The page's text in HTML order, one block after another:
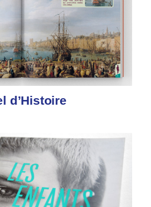
d’Histoire